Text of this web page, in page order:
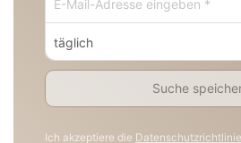
täglich
Suche
Ich akzeptiere die Datenschutzrichtlinie